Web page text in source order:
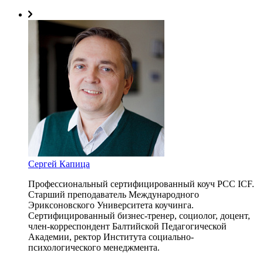
Сергей Капица
Профессиональный сертифицированный коуч PCC ICF.
Старший преподаватель Международного
Эриксоновского Университета коучинга.
Сертифицированный бизнес-тренер, социолог, доцент,
член-корреспондент Балтийской Педагогической
Академии, ректор Института социально-
психологического менеджмента.